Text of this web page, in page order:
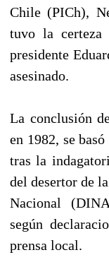
Chile (PICh),
tuvo la
presidente
asesinado.
La conclusión
en 1982, se
tras la
del desertor de
Nacional
según
prensa local.